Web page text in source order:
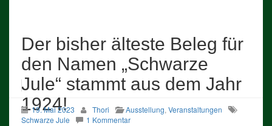
Der bisher älteste Beleg für
den Namen „Schwarze
Jule“ stammt aus dem Jahr
1924!
19. Mai 2023 Thori Ausstellung, Veranstaltungen
Schwarze Jule
1 Kommentar